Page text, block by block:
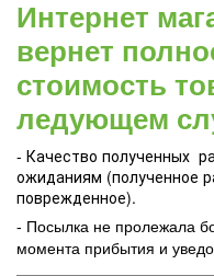
Интернет
вернет
стоимость
ледующем
- Качество полученных
ожиданиям (полученное
поврежденное).
- Посылка не пролежала
момента прибытия и